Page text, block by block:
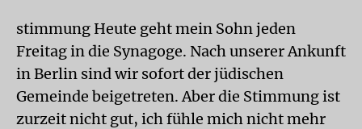
stimmung Heute geht mein Sohn jeden
Freitag in die Synagoge. Nach unserer Ankunft
in Berlin sind wir sofort der jüdischen
Gemeinde beigetreten. Aber die Stimmung ist
zurzeit nicht gut, ich fühle mich nicht mehr